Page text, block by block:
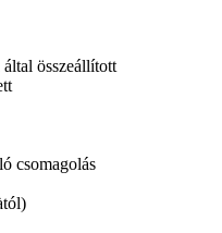
összeállított
csomagolás